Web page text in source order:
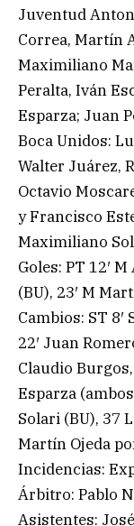
Juventud
Correa, Martín
Maximiliano
Peralta, Iván
Esparza; Juan
Boca Unidos:
Walter Juárez,
Octavio
y Francisco
Maximiliano
Goles: PT 12′
(BU), 23′ M
Cambios: ST
22′ Juan
Claudio
Esparza
Solari (BU), 37
Martín Ojeda
Incidencias:
Árbitro: Pablo
Asistentes: